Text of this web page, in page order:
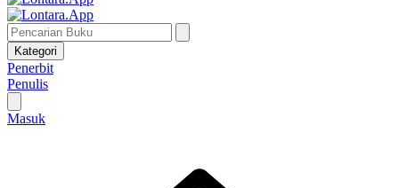
Kategori
Penerbit
Penulis
Masuk